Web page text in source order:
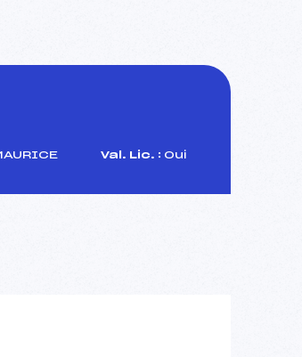
Val. Lic. : Oui